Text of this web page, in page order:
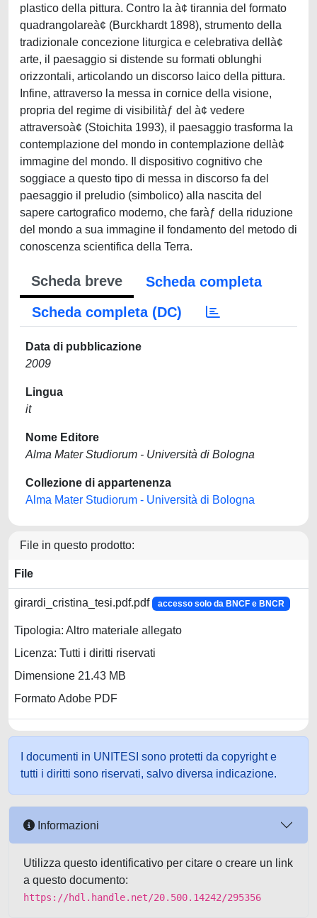
plastico della pittura. Contro la à¢ tirannia del formato
quadrangolareà¢ (Burckhardt 1898), strumento della
tradizionale concezione liturgica e celebrativa dellà¢
arte, il paesaggio si distende su formati oblunghi
orizzontali, articolando un discorso laico della pittura.
Infine, attraverso la messa in cornice della visione,
propria del regime di visibilitàƒ del à¢ vedere
attraversoà¢ (Stoichita 1993), il paesaggio trasforma la
contemplazione del mondo in contemplazione dellà¢
immagine del mondo. Il dispositivo cognitivo che
soggiace a questo tipo di messa in discorso fa del
paesaggio il preludio (simbolico) alla nascita del
sapere cartografico moderno, che faràƒ della riduzione
del mondo a sua immagine il fondamento del metodo di
conoscenza scientifica della Terra.
Scheda breve
Scheda completa
Scheda completa (DC)
Data di pubblicazione
2009
Lingua
it
Nome Editore
Alma Mater Studiorum - Università di Bologna
Collezione di appartenenza
Alma Mater Studiorum - Università di Bologna
File in questo prodotto:
File
girardi_cristina_tesi.pdf.pdf accesso solo da BNCF e BNCR
Tipologia: Altro materiale allegato
Licenza: Tutti i diritti riservati
Dimensione 21.43 MB
Formato Adobe PDF
I documenti in UNITESI sono protetti da copyright e
tutti i diritti sono riservati, salvo diversa indicazione.
Informazioni
Utilizza questo identificativo per citare o creare un link
a questo documento:
https://hdl.handle.net/20.500.14242/295356